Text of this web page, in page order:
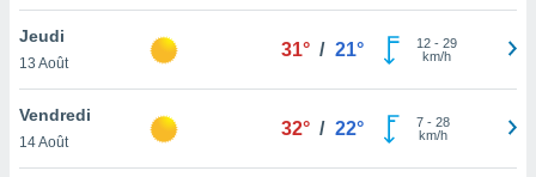
ainsi
un
la
du
Jeudi
13 Août
31° / 21° 12- 29
km/h
Vendredi
14 Août
32° / 22° 7- 28
km/h